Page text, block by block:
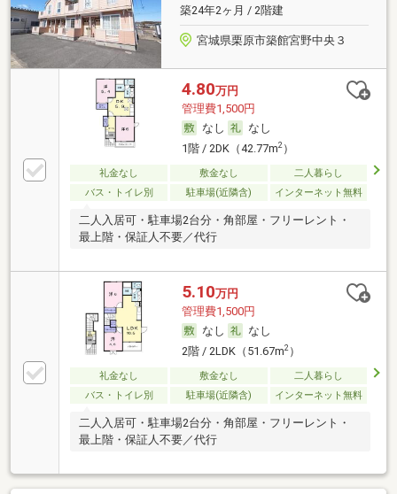
築24年2ヶ月 / 2階建
宮城県栗原市築館宮野中央３
4.80万円
管理費1,500円
なし
なし
1階 / 2DK（42.77m2）
礼金なし 敷金なし
二人暮らし
バス・トイレ別
駐車場(近隣含) インターネット無料
二人入居可・駐車場2台分・角部屋・フリーレント・
最上階・保証人不要／代行
5.10万円
管理費1,500円
なし
なし
2階 / 2LDK（51.67m2）
礼金なし 敷金なし
二人暮らし
バス・トイレ別
駐車場(近隣含) インターネット無料
二人入居可・駐車場2台分・角部屋・フリーレント・
最上階・保証人不要／代行